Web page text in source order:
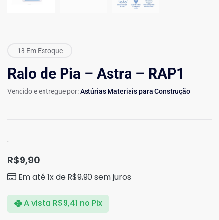
18 Em Estoque
Ralo de Pia – Astra – RAP1
Vendido e entregue por:Astúrias Materiais para Construção
.
R$9,90
Em até 1x de R$9,90sem juros
A vista R$9,41 no Pix